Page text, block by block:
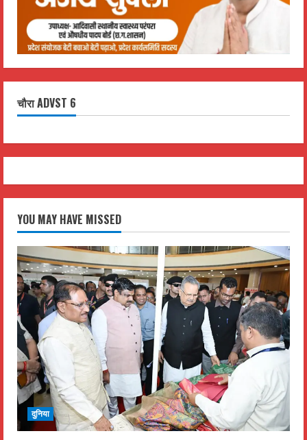
चौरा ADVST 6
YOU MAY HAVE MISSED
दुनिया